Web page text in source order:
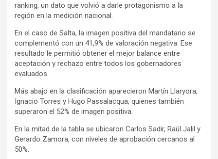
ranking, un dato que volvió a darle protagonismo a la
región en la medición nacional.
En el caso de Salta, la imagen positiva del mandatario se
complementó con un 41,9% de valoración negativa. Ese
resultado le permitió obtener el mejor balance entre
aceptación y rechazo entre todos los gobernadores
evaluados.
Más abajo en la clasificación aparecieron Martín Llaryora,
Ignacio Torres y Hugo Passalacqua, quienes también
superaron el 52% de imagen positiva.
En la mitad de la tabla se ubicaron Carlos Sadir, Raúl Jalil y
Gerardo Zamora, con niveles de aprobación cercanos al
50%.